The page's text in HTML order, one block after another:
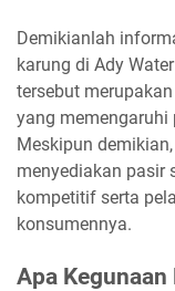
Demikianlah
karung di Ady
tersebut
yang memengaruhi
Meskipun
menyediakan pasir
kompetitif serta
konsumennya.
Apa